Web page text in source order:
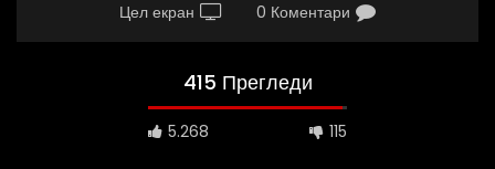
Цел екран 0 Коментари
415 Прегледи
5.268 115